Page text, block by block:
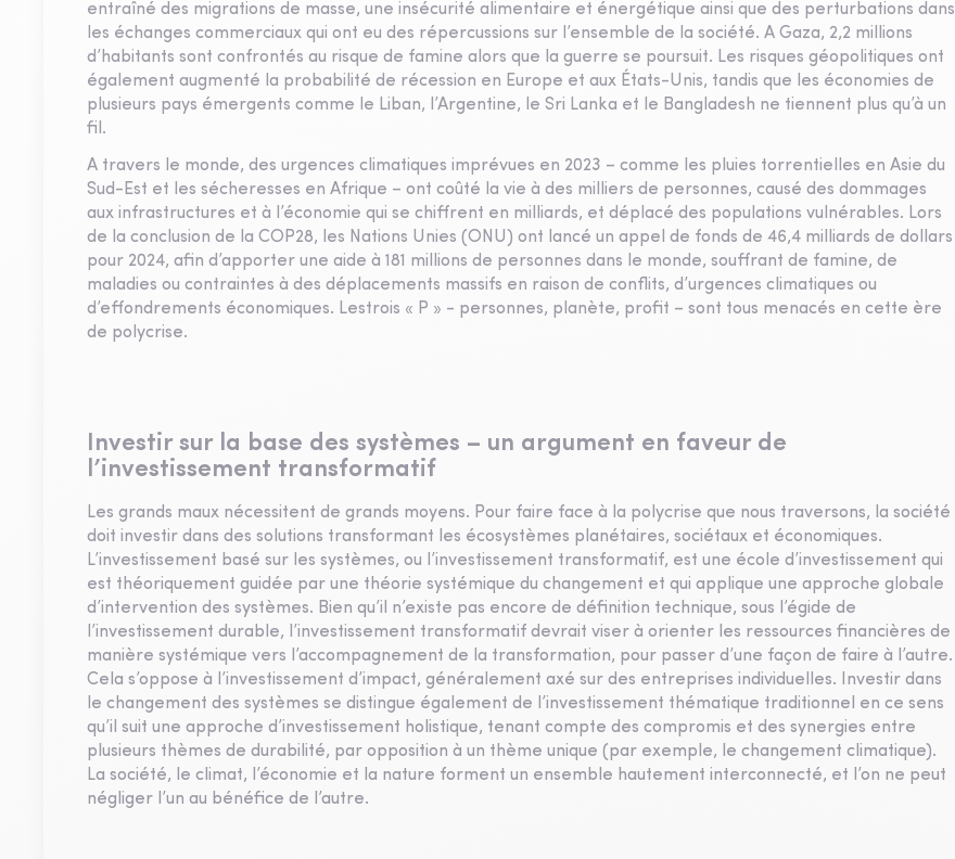
entraîné des migrations de masse, une insécurité alimentaire et énergétique ainsi que des perturbations dans
les échanges commerciaux qui ont eu des répercussions sur l’ensemble de la société. A Gaza, 2,2 millions
d’habitants sont confrontés au risque de famine alors que la guerre se poursuit. Les risques géopolitiques ont
également augmenté la probabilité de récession en Europe et aux États-Unis, tandis que les économies de
plusieurs pays émergents comme le Liban, l’Argentine, le Sri Lanka et le Bangladesh ne tiennent plus qu’à un
fil.
A travers le monde, des urgences climatiques imprévues en 2023 – comme les pluies torrentielles en Asie du
Sud-Est et les sécheresses en Afrique – ont coûté la vie à des milliers de personnes, causé des dommages
aux infrastructures et à l’économie qui se chiffrent en milliards, et déplacé des populations vulnérables. Lors
de la conclusion de la COP28, les Nations Unies (ONU) ont lancé un appel de fonds de 46,4 milliards de dollars
pour 2024, afin d’apporter une aide à 181 millions de personnes dans le monde, souffrant de famine, de
maladies ou contraintes à des déplacements massifs en raison de conflits, d’urgences climatiques ou
d’effondrements économiques. Lestrois « P » - personnes, planète, profit – sont tous menacés en cette ère
de polycrise.
Investir sur la base des systèmes – un argument en faveur de
l’investissement transformatif
Les grands maux nécessitent de grands moyens. Pour faire face à la polycrise que nous traversons, la société
doit investir dans des solutions transformant les écosystèmes planétaires, sociétaux et économiques.
L’investissement basé sur les systèmes, ou l’investissement transformatif, est une école d’investissement qui
est théoriquement guidée par une théorie systémique du changement et qui applique une approche globale
d’intervention des systèmes. Bien qu’il n’existe pas encore de définition technique, sous l’égide de
l’investissement durable, l’investissement transformatif devrait viser à orienter les ressources financières de
manière systémique vers l’accompagnement de la transformation, pour passer d’une façon de faire à l’autre.
Cela s’oppose à l’investissement d’impact, généralement axé sur des entreprises individuelles. Investir dans
le changement des systèmes se distingue également de l’investissement thématique traditionnel en ce sens
qu’il suit une approche d’investissement holistique, tenant compte des compromis et des synergies entre
plusieurs thèmes de durabilité, par opposition à un thème unique (par exemple, le changement climatique).
La société, le climat, l’économie et la nature forment un ensemble hautement interconnecté, et l’on ne peut
négliger l’un au bénéfice de l’autre.